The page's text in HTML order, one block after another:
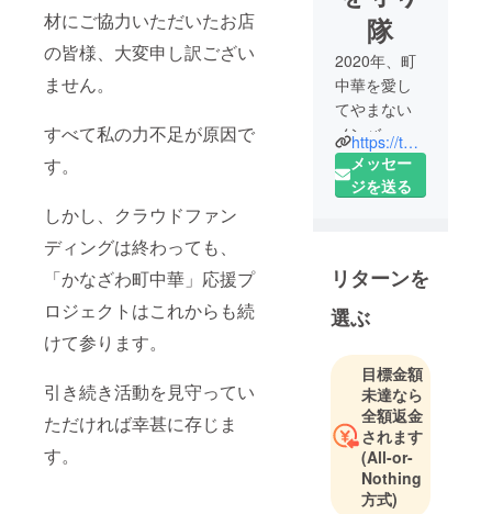
材にご協力いただいたお店
の皆様、大変申し訳ござい
ません。
すべて私の力不足が原因で
す。
しかし、クラウドファン
ディングは終わっても、
「かなざわ町中華」応援プ
ロジェクトはこれからも続
けて参ります。
引き続き活動を見守ってい
ただければ幸甚に存じま
す。
隊
2020年、町
中華を愛し
てやまない
メンバーで
結成。「い
つもの味」
郊の町中華
を食べ歩い
ています。
https://twitter.com/kanazawamck
メッセー
ジを送る
リターンを
選ぶ
目標金額
未達なら
全額返金
されます
(All-or-
Nothing
方式)